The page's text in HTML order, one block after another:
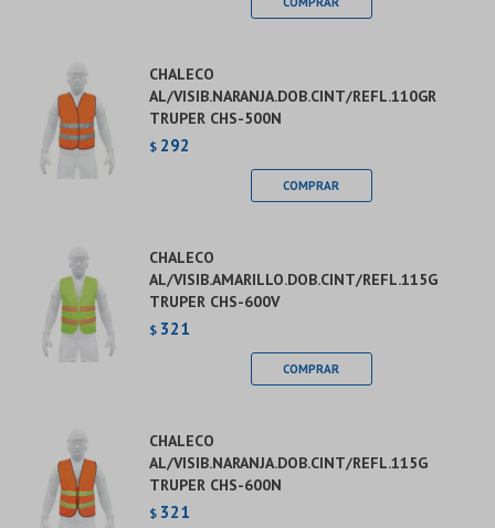
CHALECO
AL/VISIB.NARANJA.DOB.CINT/REFL.110GR
TRUPER CHS-500N
$ 292
CHALECO
AL/VISIB.AMARILLO.DOB.CINT/REFL.115G
TRUPER CHS-600V
$ 321
CHALECO
AL/VISIB.NARANJA.DOB.CINT/REFL.115G
TRUPER CHS-600N
$ 321